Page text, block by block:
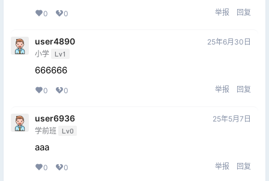
0 0 举报 回复
user4890
小学 Lv1
25年6月30日
666666
0 0 举报 回复
user6936
学前班 Lv0
25年5月7日
aaa
0 0 举报 回复